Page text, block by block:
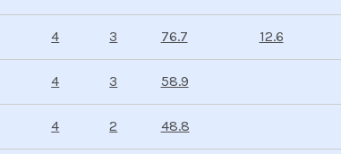
4 3 76.7 12.6
4 3 58.9
4 2 48.8